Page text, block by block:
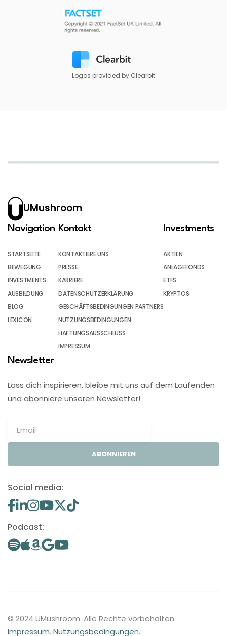
Logos provided by Clearbit
UMushroom
Navigation
STARTSEITE
BEWEGUNG
INVESTMENTS
AUSBILDUNG
BLOG
LEXICON
Kontakt
KONTAKTIERE UNS
PRESSE
KARRIERE
DATENSCHUTZERKLÄRUNG
GESCHÄFTSBEDINGUNGEN PARTNERS
NUTZUNGSBEDINGUNGEN
HAFTUNGSAUSSCHLUSS
IMPRESSUM
Investments
AKTIEN
ANLAGEFONDS
ETFS
KRYPTOS
Newsletter
Lass dich inspirieren, bleibe mit uns auf dem Laufenden
und abonniere unseren Newsletter!
ABONNIEREN
Social media:
Podcast:
© 2024 UMushroom. Alle Rechte vorbehalten.
Impressum. Nutzungsbedingungen.